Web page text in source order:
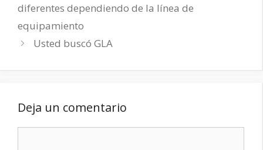
diferentes dependiendo de la línea de
equipamiento
Usted buscó GLA
Deja un comentario